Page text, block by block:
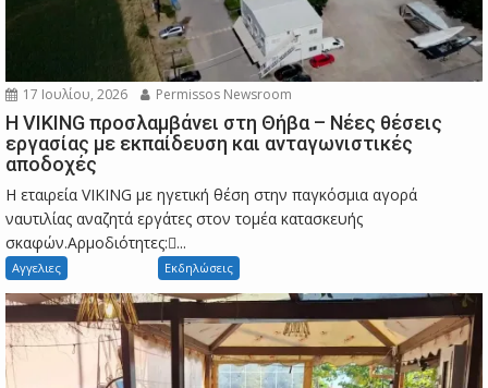
17 Ιουλίου, 2026 Permissos Newsroom
Η VIKING προσλαμβάνει στη Θήβα – Νέες θέσεις
εργασίας με εκπαίδευση και ανταγωνιστικές
αποδοχές
Η εταιρεία VIKING με ηγετική θέση στην παγκόσμια αγορά
ναυτιλίας αναζητά εργάτες στον τομέα κατασκευής
σκαφών.Αρμοδιότητες:...
Αγγελιες Εκδηλώσεις